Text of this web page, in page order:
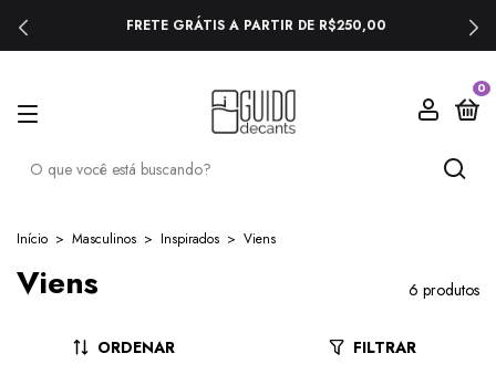
FRETE GRÁTIS A PARTIR DE R$250,00
0
Início > Masculinos > Inspirados > Viens
Viens 6 produtos
ORDENAR FILTRAR